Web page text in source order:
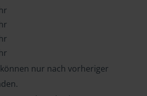
nur nach vorheriger